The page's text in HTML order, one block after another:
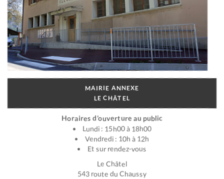
MAIRIE ANNEXE
LE CHÂTEL
Horaires d’ouverture au public
Lundi : 15h00 à 18h00
Vendredi : 10h à 12h
Et sur rendez-vous
Le Châtel
543 route du Chaussy